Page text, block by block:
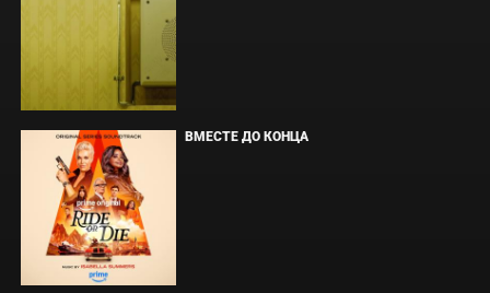
ВМЕСТЕ ДО КОНЦА